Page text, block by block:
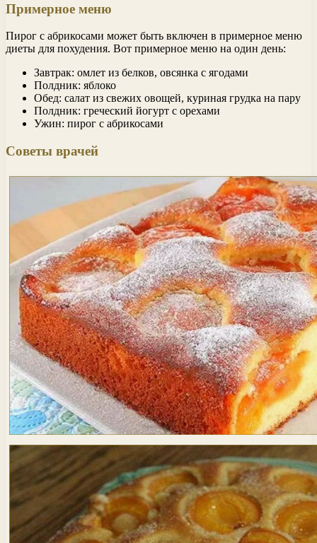
Примерное меню
Пирог с абрикосами может быть включен в примерное меню
диеты для похудения. Вот примерное меню на один день:
Завтрак: омлет из белков, овсянка с ягодами
Полдник: яблоко
Обед: салат из свежих овощей, куриная грудка на пару
Полдник: греческий йогурт с орехами
Ужин: пирог с абрикосами
Советы врачей